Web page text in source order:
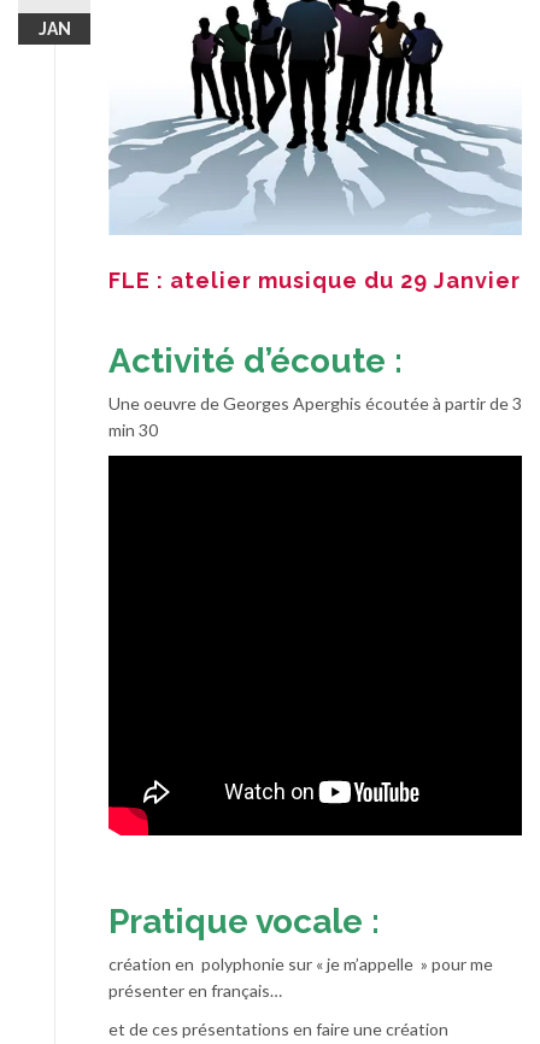
JAN
FLE : atelier musique du 29 Janvier
Activité d’écoute :
Une oeuvre de Georges Aperghis écoutée à partir de 3
min 30
Pratique vocale :
création en polyphonie sur « je m’appelle » pour me
présenter en français…
et de ces présentations en faire une création